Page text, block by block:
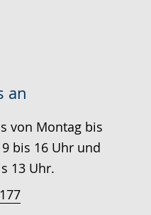
an
von Montag bis
bis 16 Uhr und
13 Uhr.